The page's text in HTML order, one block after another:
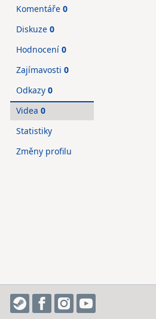
Komentáře 0
Diskuze 0
Hodnocení 0
Zajímavosti 0
Odkazy 0
Videa 0
Statistiky
Změny profilu